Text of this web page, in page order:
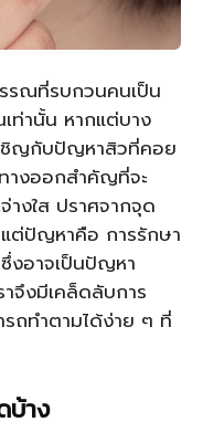
รณที่รบกวนคนเป็น
ท่านั้น หากแต่บาง
ชิญกับปัญหาสิวที่คอย
างออกสำคัญที่จะ
างใส ปราศจากจุด
ต่ปัญหาคือ การรักษา
งอาจเป็นปัญหา
จึงมีเคล็ดลับการ
ถทำตามได้ง่าย ๆ ที่
บ้าง